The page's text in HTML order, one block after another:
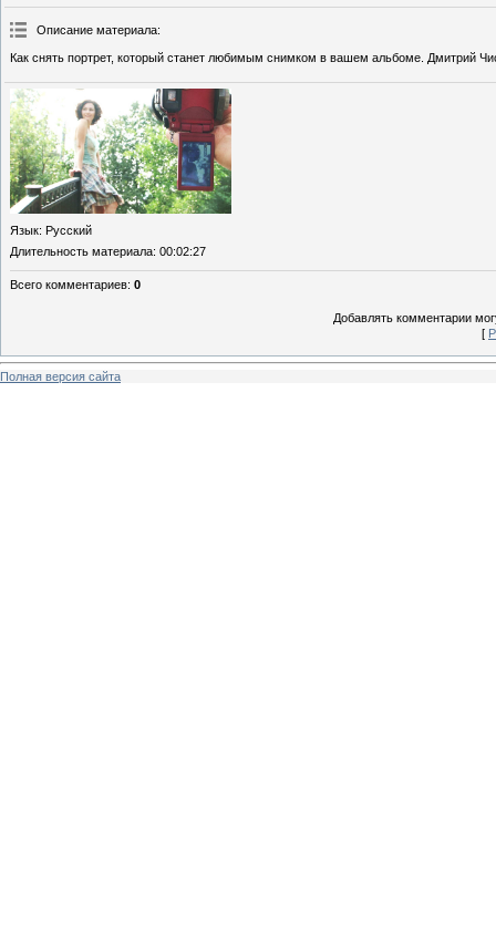
Описание материала:
Как снять портрет, который станет любимым снимком в вашем альбоме. Дмитрий
Язык: Русский
Длительность материала: 00:02:27
Всего комментариев: 0
Добавлять комментарии
[
Полная версия сайта